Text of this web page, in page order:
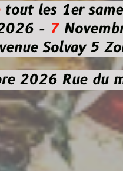
samedi
2026
5 Zoning
du marché